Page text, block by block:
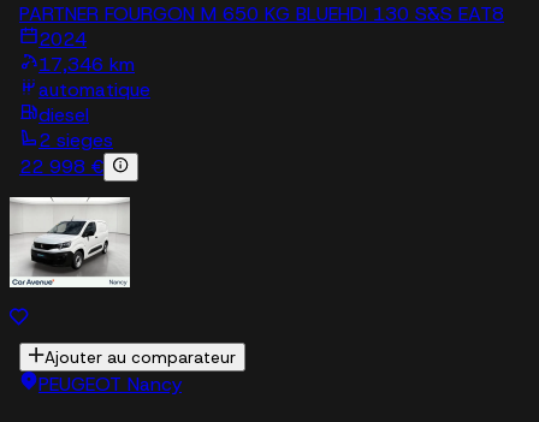
PARTNER FOURGON M 650 KG BLUEHDI 130 S&S EAT8
2024
17,346 km
automatique
diesel
2 sieges
22 998 €
Ajouter au comparateur
PEUGEOT Nancy